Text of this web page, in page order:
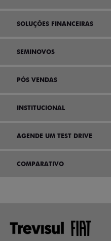
SOLUÇÕES FINANCEIRAS
SEMINOVOS
PÓS VENDAS
INSTITUCIONAL
AGENDE UM TEST DRIVE
COMPARATIVO